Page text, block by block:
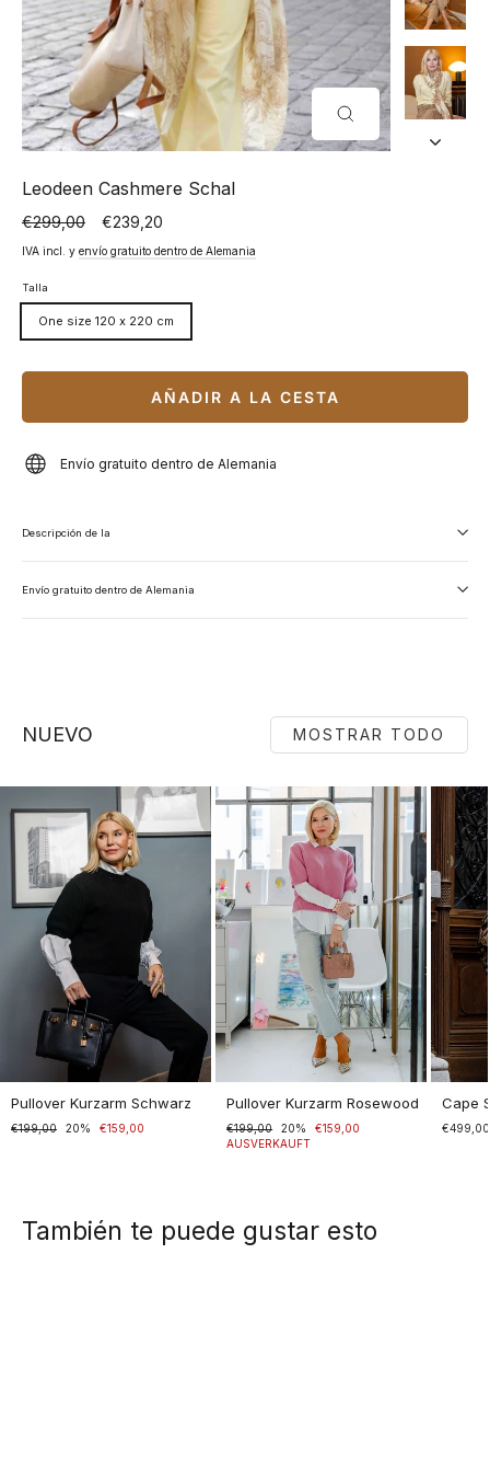
CERRAR
(ESC)
Leodeen Cashmere Schal
Precio
normal
€299,00
Precio
especial
€239,20
IVA incl. y envío gratuito dentro de Alemania
Talla
One size 120 x 220 cm
AÑADIR A LA CESTA
Envío gratuito dentro de Alemania
Descripción de la
Envío gratuito dentro de Alemania
NUEVO MOSTRAR TODO
Pullover Kurzarm Schwarz
Normaler
€199,00
Sonderpreis20% €159,00
Pullover Kurzarm Rosewood
Normaler
Preis
€199,00
Sonderpreis20%
€159,00
AUSVERKAUFT
Cape
€499,00
También te puede gustar esto